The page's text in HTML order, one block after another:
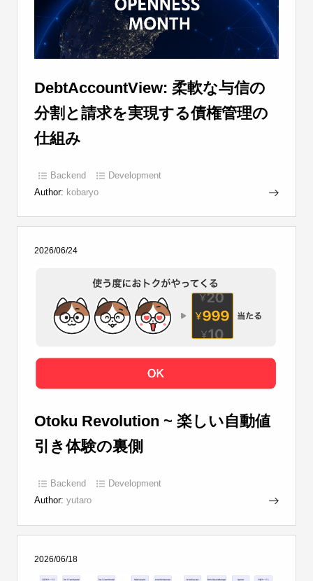
DebtAccountView: 柔軟な与信の
分割と請求を実現する債権管理の
仕組み
Backend
Development
Author: kobaryo
2026/06/24
Otoku Revolution ~ 楽しい自動値
引き体験の裏側
Backend
Development
Author: yutaro
2026/06/18